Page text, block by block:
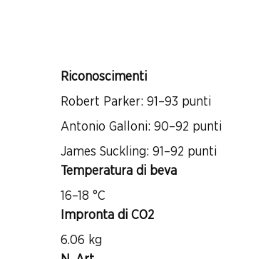
Riconoscimenti
Robert Parker: 91–93 punti
Antonio Galloni: 90–92 punti
James Suckling: 91–92 punti
Temperatura di beva
16–18 °C
Impronta di CO2
6.06 kg